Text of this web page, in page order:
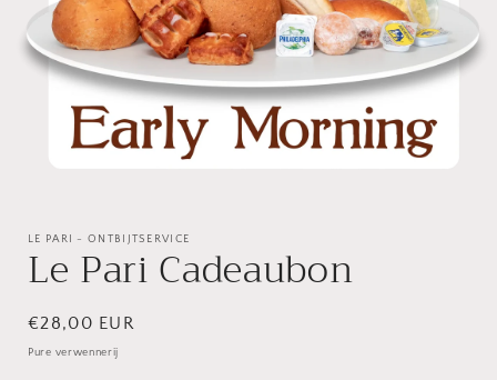
openen
modaal
LE PARI - ONTBIJTSERVICE
Le Pari Cadeaubon
Normale
prijs
€28,00 EUR
Pure verwennerij